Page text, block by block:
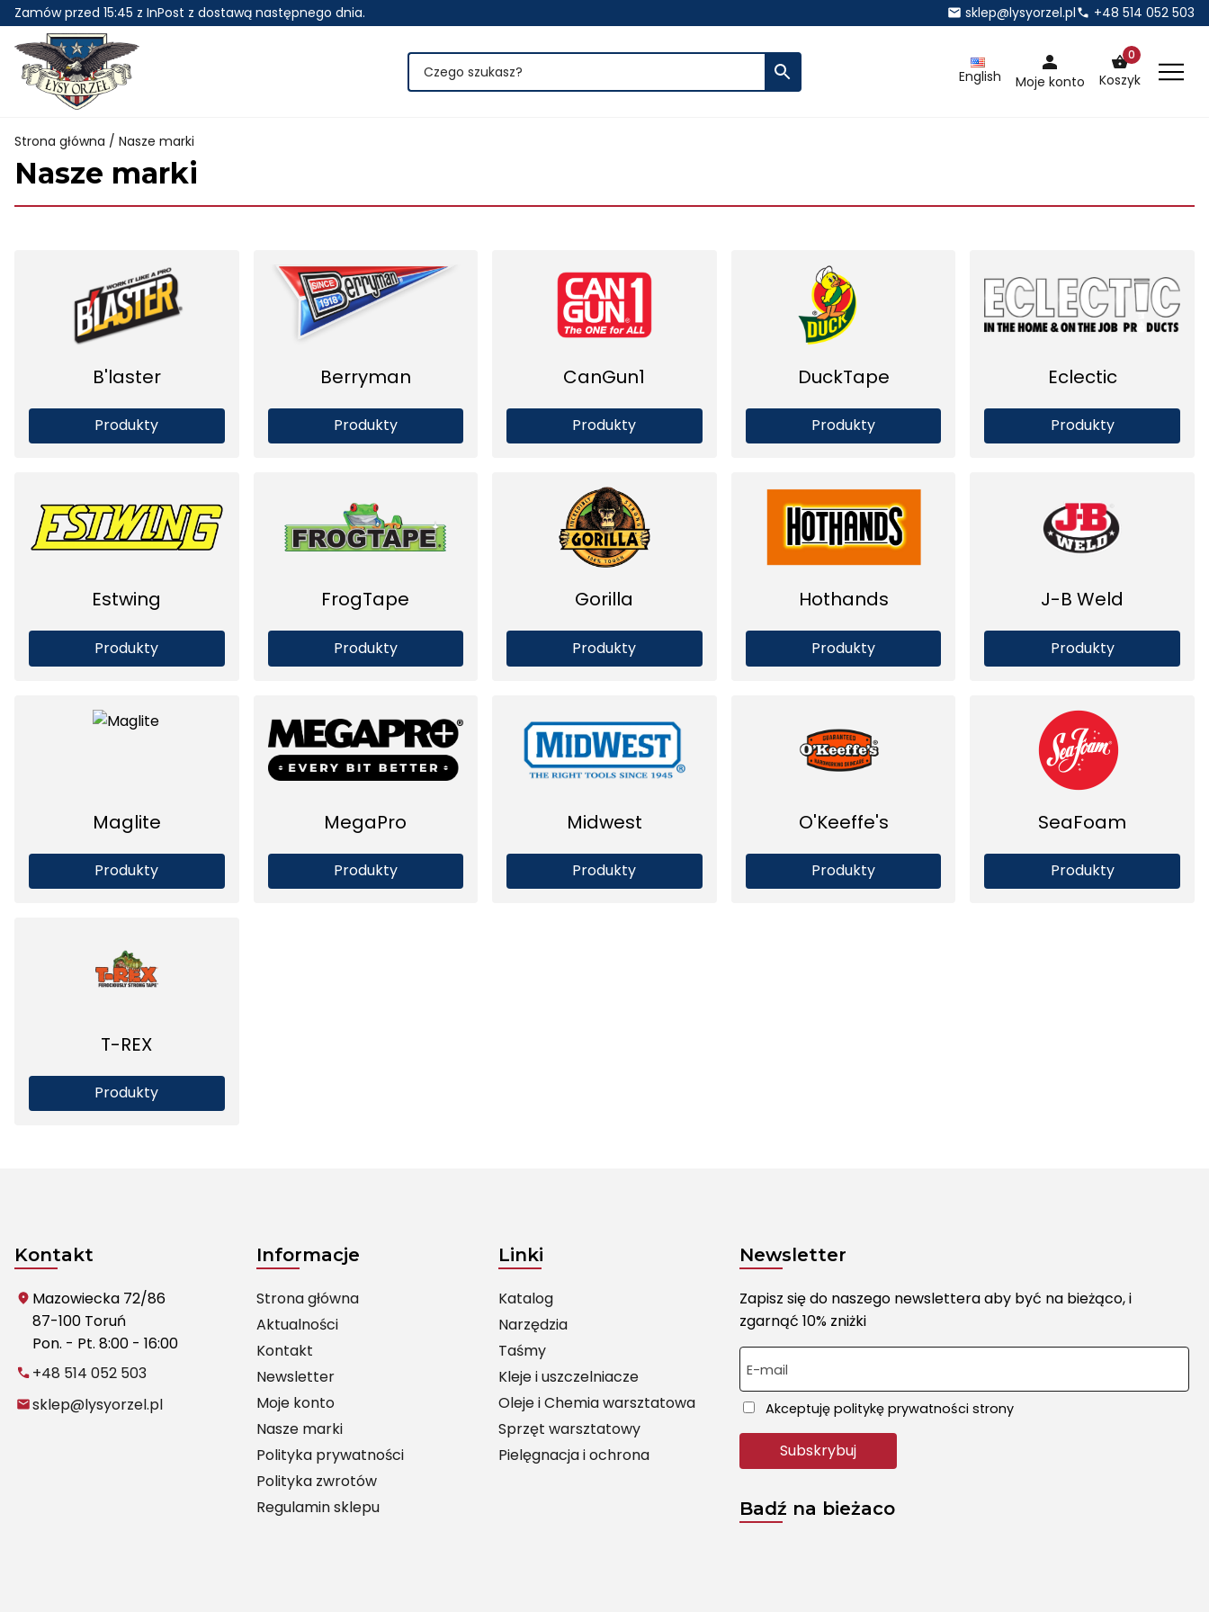
Skip
to
content
Zamów przed 15:45 z InPost z dostawą następnego dnia. sklep@lysyorzel.pl +48 514 052 503
English Moje konto Koszyk
0
Strona główna / Nasze marki
Nasze marki
B'laster
Produkty
Berryman
Produkty
CanGun1
Produkty
DuckTape
Produkty
Eclectic
Produkty
Estwing
Produkty
FrogTape
Produkty
Gorilla
Produkty
Hothands
Produkty
J-B Weld
Produkty
Maglite
Produkty
MegaPro
Produkty
Midwest
Produkty
O'Keeffe's
Produkty
SeaFoam
Produkty
T-REX
Produkty
Kontakt
Mazowiecka 72/86
87-100 Toruń
Pon. - Pt. 8:00 - 16:00
+48 514 052 503
sklep@lysyorzel.pl
Informacje
Strona główna
Aktualności
Kontakt
Newsletter
Moje konto
Nasze marki
Polityka prywatności
Polityka zwrotów
Regulamin sklepu
Linki
Katalog
Narzędzia
Taśmy
Kleje i uszczelniacze
Oleje i Chemia warsztatowa
Sprzęt warsztatowy
Pielęgnacja i ochrona
Newsletter
Zapisz się do naszego newslettera aby być na bieżąco, i
zgarnąć 10% zniżki
E-mail
Akceptuję politykę prywatności strony
Badź na bieżaco